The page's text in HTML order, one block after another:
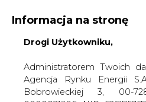
KONTAKT:
WYDAWCA PORTALU:
WYSOKI KONTRAST
Informacja na stronę
Drogi Użytkowniku,
Administratorem Twoich
Agencja Rynku Energii
Bobrowieckiej 3, 00-